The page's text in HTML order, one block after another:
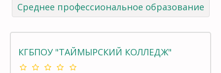
Среднее профессиональное образование
КГБПОУ "ТАЙМЫРСКИЙ КОЛЛЕДЖ"